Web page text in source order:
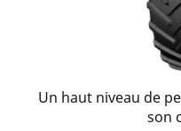
Un haut niveau de
son